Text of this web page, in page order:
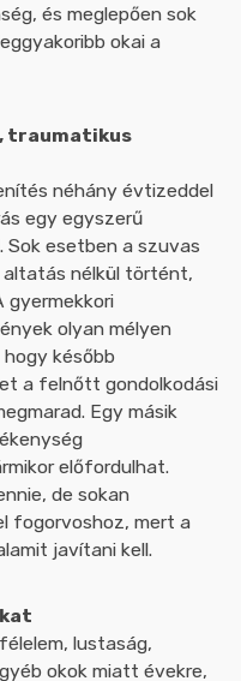
és meglepően sok
okai a
traumatikus
néhány évtizeddel
egy egyszerű
esetben a szuvas
nélkül történt,
gyermekkori
olyan mélyen
később
a felnőtt gondolkodási
Egy másik
előfordulhat.
de sokan
fogorvoshoz, mert a
javítani kell.
lustaság,
okok miatt évekre,